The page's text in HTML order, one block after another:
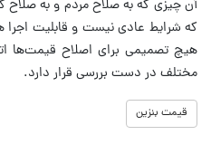
آن چیزی که به صلاح مردم و به
که شرایط عادی نیست و قابلیت اجرا
هیچ تصمیمی برای اصلاح قیمت‌ها
مختلف در دست بررسی قرار دارد.
قیمت بنزین